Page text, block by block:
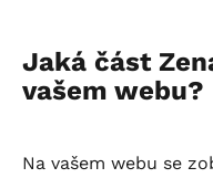
Jaká část
vašem webu?
Na vašem webu se